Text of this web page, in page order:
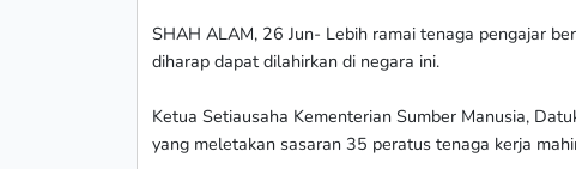
SHAH ALAM, 26 Jun- Lebih ramai tenaga pengajar
diharap dapat dilahirkan di negara ini.
Ketua Setiausaha Kementerian Sumber Manusia,
yang meletakan sasaran 35 peratus tenaga kerja